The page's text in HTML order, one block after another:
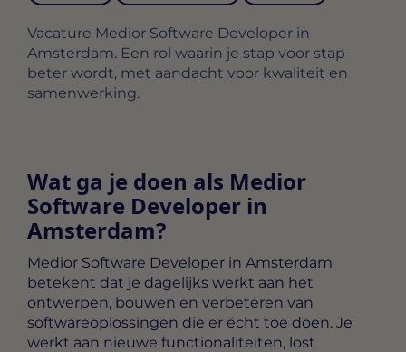
Vacature Medior Software Developer in
Amsterdam. Een rol waarin je stap voor stap
beter wordt, met aandacht voor kwaliteit en
samenwerking.
Wat ga je doen als Medior
Software Developer in
Amsterdam?
Medior Software Developer in Amsterdam
betekent dat je dagelijks werkt aan het
ontwerpen, bouwen en verbeteren van
softwareoplossingen die er écht toe doen. Je
werkt aan nieuwe functionaliteiten, lost